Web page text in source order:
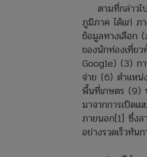
ตามที่กล่าวไป
ภูมิภาค ได้แก่ ภา
ข้อมูลทางเลือก
ของนักท่องเที่ย
Google) (3) กา
จ่าย (6) ตำแหน่
พื้นที่เกษตร (9)
มาจากการเปิด
ภายนอก[1] ซึ่งส
อย่างรวดเร็วทั